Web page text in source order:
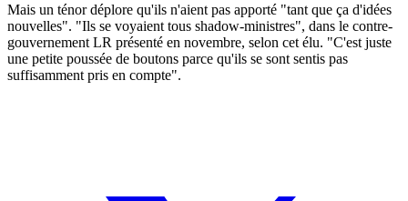
Mais un ténor déplore qu'ils n'aient pas apporté "tant que ça d'idées
nouvelles". "Ils se voyaient tous shadow-ministres", dans le contre-
gouvernement LR présenté en novembre, selon cet élu. "C'est juste
une petite poussée de boutons parce qu'ils se sont sentis pas
suffisamment pris en compte".